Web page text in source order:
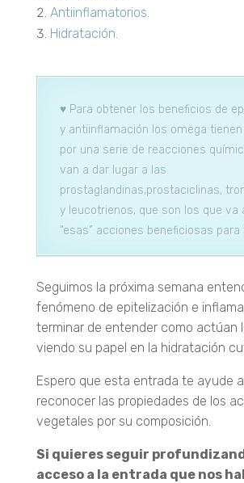
Antiinflamatorios.
Hidratación.
♥ Para obtener los beneficios de
y antiinflamación los omega
por una serie de reacciones
van a dar lugar a las
prostaglandinas,prostaciclinas,
y leucotrienos, que son los que va
“esas” acciones beneficiosas para
Seguimos la próxima semana
fenómeno de epitelización e
terminar de entender como actúan
viendo su papel en la hidratación
Espero que esta entrada te ayude
reconocer las propiedades de los
vegetales por su composición.
Si quieres seguir
acceso a la entrada que nos